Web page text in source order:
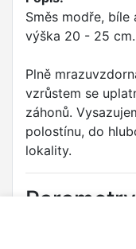
Směs modře,
výška 20 - 25 cm.
Plně
vzrůstem se
záhonů.
polostínu, do
lokality.
Parametry
Hvězdnice